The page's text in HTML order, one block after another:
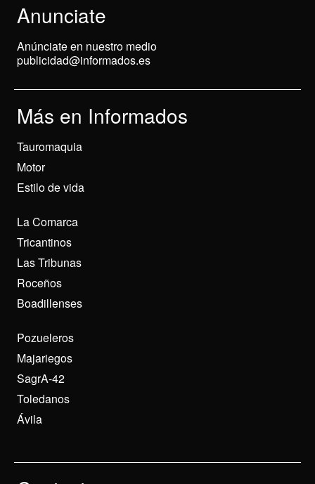
Anunciate
Anúnciate en nuestro medio
publicidad@informados.es
Más en Informados
Tauromaquia
Motor
Estilo de vida
La Comarca
Tricantinos
Las Tribunas
Roceños
Boadillenses
Pozueleros
Majariegos
SagrA-42
Toledanos
Ávila